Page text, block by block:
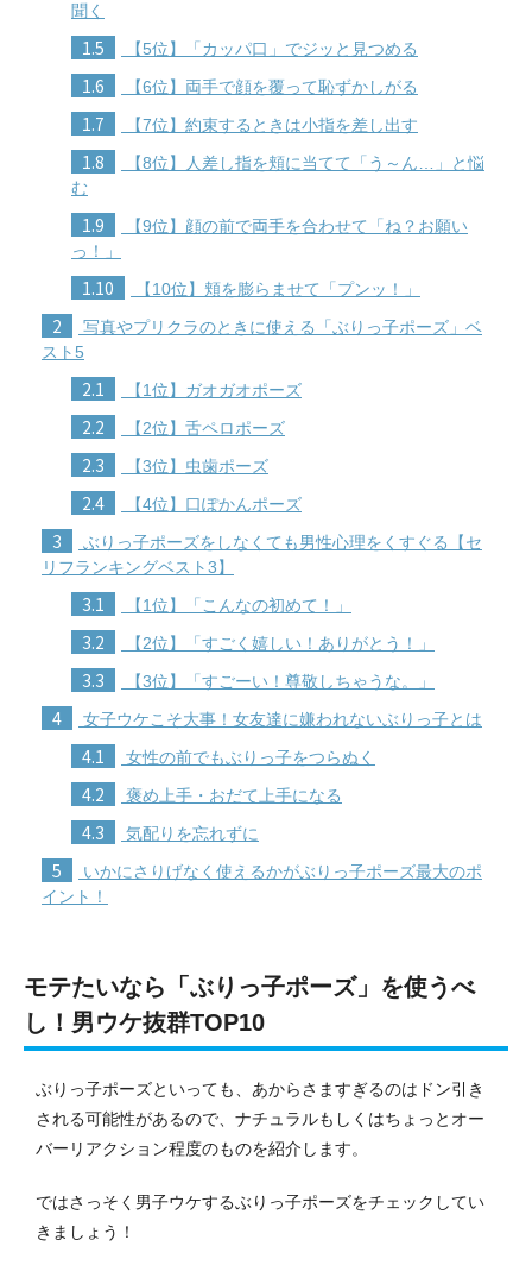
聞く
1.5 【5位】「カッパ口」でジッと見つめる
1.6 【6位】両手で顔を覆って恥ずかしがる
1.7 【7位】約束するときは小指を差し出す
1.8
【8位】人差し指を頬に当てて「う～ん…」と悩
む
1.9
【9位】顔の前で両手を合わせて「ね？お願い
っ！」
1.10 【10位】頬を膨らませて「プンッ！」
2
写真やプリクラのときに使える「ぶりっ子ポーズ」ベ
スト5
2.1 【1位】ガオガオポーズ
2.2 【2位】舌ペロポーズ
2.3 【3位】虫歯ポーズ
2.4 【4位】口ぽかんポーズ
3
ぶりっ子ポーズをしなくても男性心理をくすぐる【セ
リフランキングベスト3】
3.1 【1位】「こんなの初めて！」
3.2 【2位】「すごく嬉しい！ありがとう！」
3.3 【3位】「すごーい！尊敬しちゃうな。」
4 女子ウケこそ大事！女友達に嫌われないぶりっ子とは
4.1 女性の前でもぶりっ子をつらぬく
4.2 褒め上手・おだて上手になる
4.3 気配りを忘れずに
5
いかにさりげなく使えるかがぶりっ子ポーズ最大のポ
イント！
モテたいなら「ぶりっ子ポーズ」を使うべ
し！男ウケ抜群TOP10
ぶりっ子ポーズといっても、あからさますぎるのはドン引き
される可能性があるので、ナチュラルもしくはちょっとオー
バーリアクション程度のものを紹介します。
ではさっそく男子ウケするぶりっ子ポーズをチェックしてい
きましょう！